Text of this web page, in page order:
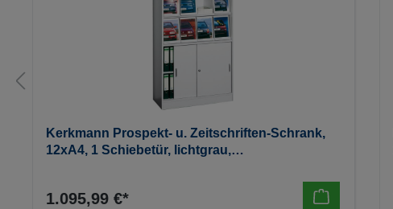
Kerkmann Prospekt- u. Zeitschriften-Schrank,
12xA4, 1 Schiebetür, lichtgrau,
1.095,99 €*